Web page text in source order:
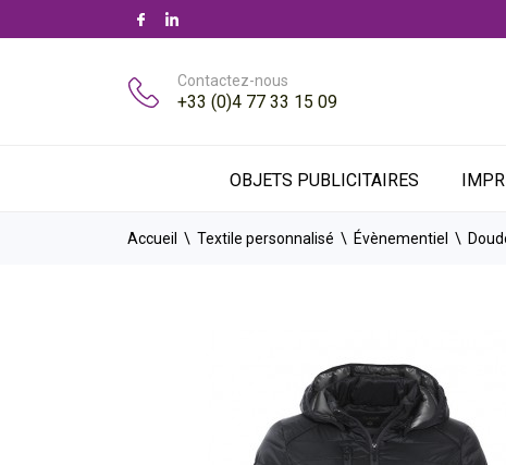
Contactez-nous
+33 (0)4 77 33 15 09
OBJETS PUBLICITAIRES
Accueil Textile personnalisé Évènementiel